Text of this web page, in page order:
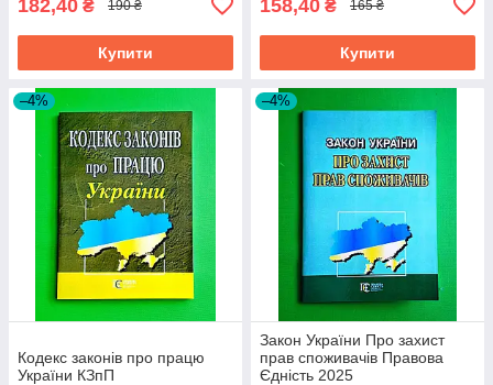
182,40 ₴ 190 ₴
Купити
158,40 ₴ 165 ₴
Купити
–4%
Кодекс законів про працю
України КЗпП
–4%
Закон України Про захист
прав споживачів Правова
Єдність 2025